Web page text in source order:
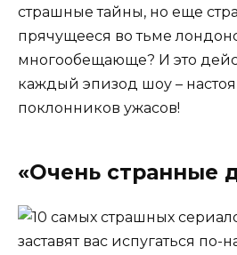
страшные тайны, но еще
прячущееся во тьме
многообещающе? И это
каждый эпизод шоу –
поклонников ужасов!
«Очень странные